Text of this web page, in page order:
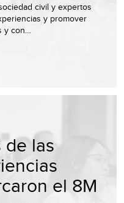
civil y expertos
y promover
y con…
de las
el 8M